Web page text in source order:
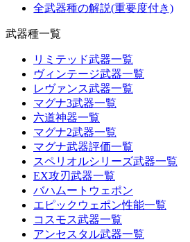
全武器種の解説(重要度付き)
武器種一覧
リミテッド武器一覧
ヴィンテージ武器一覧
レヴァンス武器一覧
マグナ3武器一覧
六道神器一覧
マグナ2武器一覧
マグナ武器評価一覧
スペリオルシリーズ武器一覧
EX攻刃武器一覧
バハムートウェポン
エピックウェポン性能一覧
コスモス武器一覧
アンセスタル武器一覧